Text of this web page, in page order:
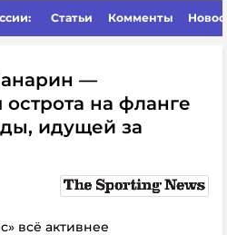
Статьи Комменты
—
на фланге
идущей за
всё активнее